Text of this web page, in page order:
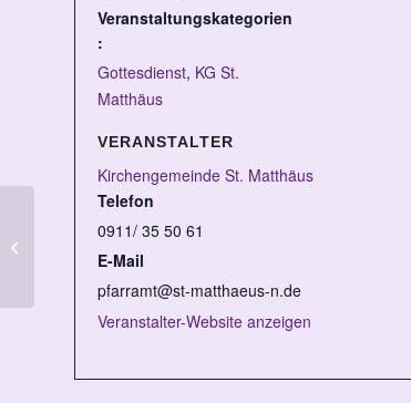
Veranstaltungskategorien
:
Gottesdienst, KG St.
Matthäus
VERANSTALTER
Kirchengemeinde St. Matthäus
Telefon
0911/ 35 50 61
E-Mail
pfarramt@st-matthaeus-n.de
Veranstalter-Website anzeigen